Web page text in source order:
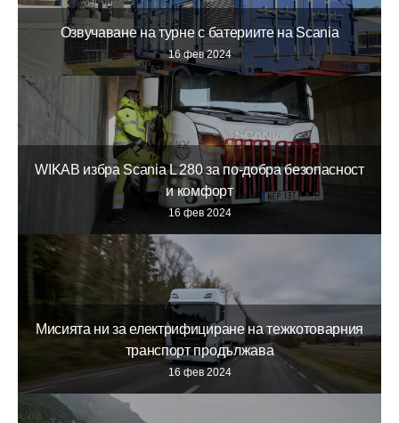
Озвучаване на турне с батериите на Scania
16 фев 2024
WIKAB избра Scania L 280 за по-добра безопасност
и комфорт
16 фев 2024
Мисията ни за електрифициране на тежкотоварния
транспорт продължава
16 фев 2024